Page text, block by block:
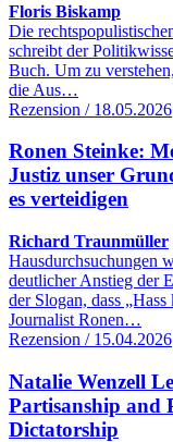
Floris Biskamp
Die
schreibt der
Buch. Um zu
die Aus…
Rezension / 18.05.2026
Ronen Steinke:
Justiz unser
es verteidigen
Richard Traunmüller
Hausdurchsuchungen
deutlicher Anstieg der
der Slogan, dass
Journalist Ronen…
Rezension / 15.04.2026
Natalie Wenzell
Partisanship and
Dictatorship